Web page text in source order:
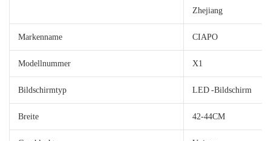
Zhejiang
Markenname CIAPO
Modellnummer X1
Bildschirmtyp LED -Bildschirm
Breite 42-44CM